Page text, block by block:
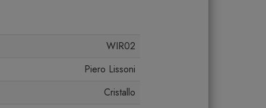
WIR02
Piero Lissoni
Cristallo